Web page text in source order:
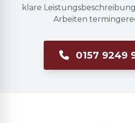
klare
Arbeiten
0157 9249